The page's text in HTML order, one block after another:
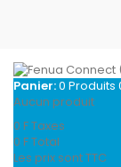
Panier:0 Produits
Aucun produit
0 FTaxes
0 FTotal
Les prix sont TTC